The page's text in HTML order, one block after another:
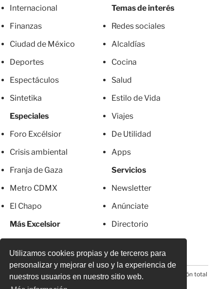
Utilizamos cookies propias y de terceros para
personalizar y mejorar el uso y la experiencia de
nuestros usuarios en nuestro sitio web.
Internacional
Finanzas
Ciudad de México
Deportes
Espectáculos
Sintetika
Especiales
Foro Excélsior
Crisis ambiental
Franja de Gaza
Metro CDMX
El Chapo
Más Excelsior
Temas de interés
Redes sociales
Alcaldías
Cocina
Salud
Estilo de Vida
Viajes
De Utilidad
Apps
Servicios
Newsletter
Anúnciate
Directorio
© 2026 Todos los derechos reservados. Prohibida la reproducción total
o parcial, incluyendo cualquier medio electrónico*